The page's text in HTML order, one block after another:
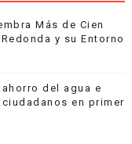
Más de Cien
y su Entorno
del agua e
en primer